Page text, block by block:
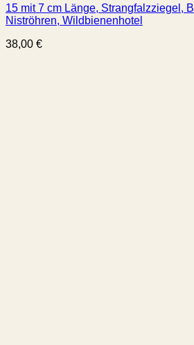
15 mit 7 cm Länge, Strangfalzziegel,
Niströhren, Wildbienenhotel
38,00 €